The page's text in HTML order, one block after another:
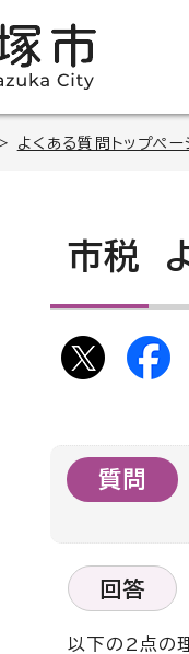
よくある質問トップペー
市税
質問
回答
以下の2点の